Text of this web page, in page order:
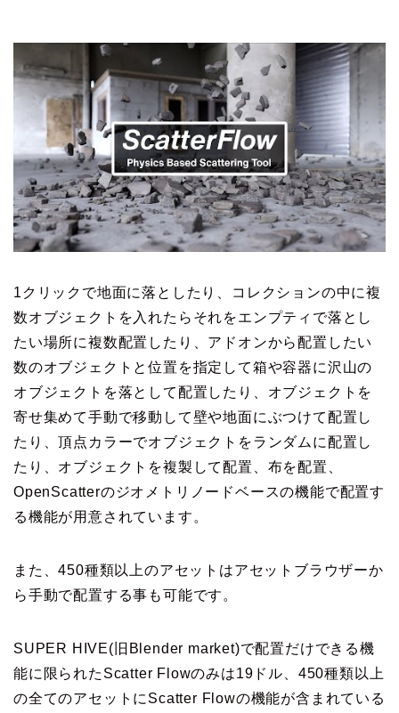
1クリックで地面に落としたり、コレクションの中に複
数オブジェクトを入れたらそれをエンプティで落とし
たい場所に複数配置したり、アドオンから配置したい
数のオブジェクトと位置を指定して箱や容器に沢山の
オブジェクトを落として配置したり、オブジェクトを
寄せ集めて手動で移動して壁や地面にぶつけて配置し
たり、頂点カラーでオブジェクトをランダムに配置し
たり、オブジェクトを複製して配置、布を配置、
OpenScatterのジオメトリノードベースの機能で配置す
る機能が用意されています。
また、450種類以上のアセットはアセットブラウザーか
ら手動で配置する事も可能です。
SUPER HIVE(旧Blender market)で配置だけできる機
能に限られたScatter Flowのみは19ドル、450種類以上
の全てのアセットにScatter Flowの機能が含まれている